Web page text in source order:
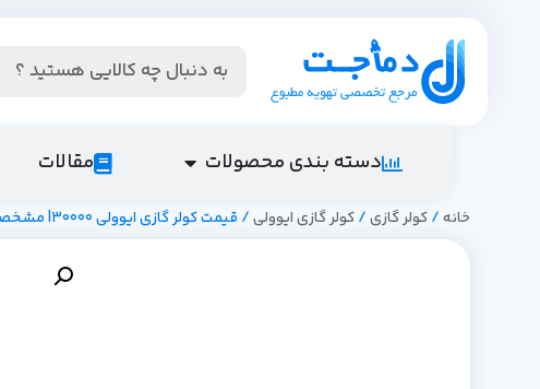
دسته بندی محصولات مقالات
خانه/کولر گازی/کولر گازی ایوولی/ قیمت کولر گازی ایوولی 30000| مشخصات فنی | راهنمای خرید